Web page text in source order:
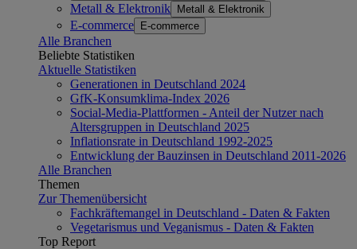
Metall & Elektronik Metall & Elektronik
E-commerce E-commerce
Alle Branchen
Beliebte Statistiken
Aktuelle Statistiken
Generationen in Deutschland 2024
GfK-Konsumklima-Index 2026
Social-Media-Plattformen - Anteil der Nutzer nach
Altersgruppen in Deutschland 2025
Inflationsrate in Deutschland 1992-2025
Entwicklung der Bauzinsen in Deutschland 2011-2026
Alle Branchen
Themen
Zur Themenübersicht
Fachkräftemangel in Deutschland - Daten & Fakten
Vegetarismus und Veganismus - Daten & Fakten
Top Report